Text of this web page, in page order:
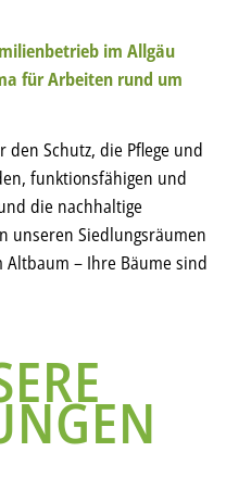
im Allgäu
für Arbeiten rund um
Schutz, die Pflege und
funktionsfähigen und
die nachhaltige
unseren Siedlungsräumen
Altbaum – Ihre Bäume sind